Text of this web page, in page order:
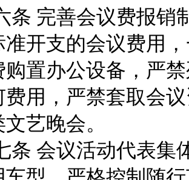
条 完善会议费报销
准开支的会议费用
购置办公设备，严
费用，严禁套取会
艺晚会。
条会议活动代表集